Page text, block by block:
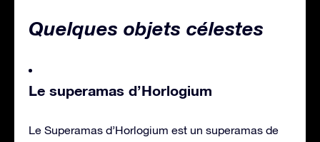
Quelques objets célestes
Le superamas d’Horlogium
Le Superamas d’Horlogium est un superamas de